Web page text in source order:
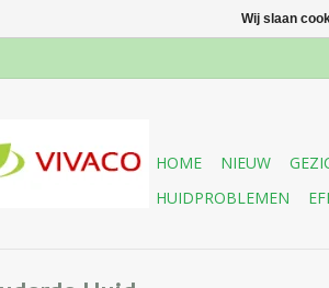
HOME NIEUW
HUIDPROBLEMEN
Wij slaan